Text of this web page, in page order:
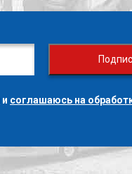
и соглашаюсь на